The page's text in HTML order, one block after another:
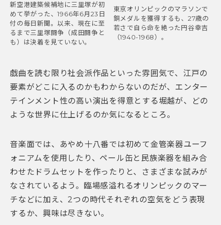
新空港建築候補地に三里塚が初
めて挙がった、1966年6月23日
付の毎日新聞。以来、現在に至
るまで三里塚闘争（成田闘争と
も）は決着を見ていない。
東京オリンピックのマラソンで
銅メダルを獲得するも、27歳の
若さで自ら命を絶った円谷幸吉
（1940-1968）。
戯曲を読む限り社会派作品といった雰囲気で、江戸の
要素がどこに入るのかもわからないのだが、エンター
テインメント性の高い演出を得意とする堀越が、どの
ような世界に仕上げるのか気になるところ。
音楽面では、あやめ十八番では初めて金管楽器ユーフ
ォニアムを使用したり、ペール缶と民族楽器を組み合
わせたドラムセットを作ったりと、さまざまな試みが
なされているよう。臨場感溢れるオリンピックのマー
チなどに加え、2つの時代それぞれの空気をどう表現
するか、興味は尽きない。